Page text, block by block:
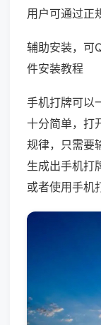
用户可通过正
辅助安装，可
件安装教程
手机打牌可以
十分简单，打
规律，只需要
生成出手机打
或者使用手机